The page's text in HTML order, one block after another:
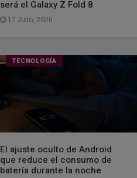
será el Galaxy Z Fold 8
17 Julio, 2026
TECNOLOGÍA
El ajuste oculto de Android
que reduce el consumo de
batería durante la noche